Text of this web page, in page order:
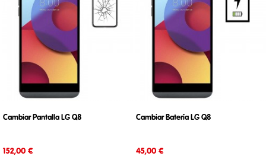
Cambiar Pantalla LG Q8
152,00 €
Cambiar Batería LG Q8
45,00 €